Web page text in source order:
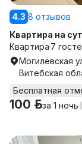
4.3 8 отзывов
Квартира на
Квартира 7
Могилёвская
Витебская
Бесплатная
100 р.за 1 ночь